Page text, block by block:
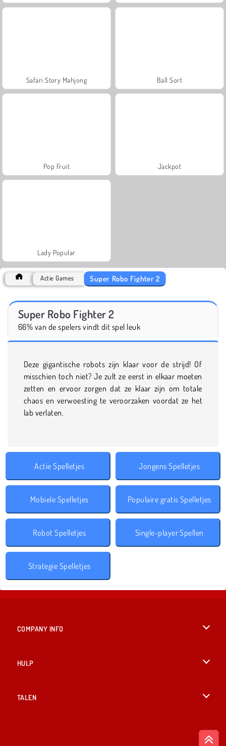
Safari Story Mahjong Ball Sort
Pop Fruit Jackpot
Lady Popular
Actie Games Super Robo Fighter 2
Super Robo Fighter 2
66% van de spelers vindt dit spel leuk
Deze gigantische robots zijn klaar voor de strijd! Of
misschien toch niet? Je zult ze eerst in elkaar moeten
zetten en ervoor zorgen dat ze klaar zijn om totale
chaos en verwoesting te veroorzaken voordat ze het
lab verlaten.
Actie Spelletjes Jongens Spelletjes
Mobiele Spelletjes Populaire gratis Spelletjes
Robot Spelletjes Single-player Spellen
Strategie Spelletjes
COMPANY INFO
HULP
TALEN